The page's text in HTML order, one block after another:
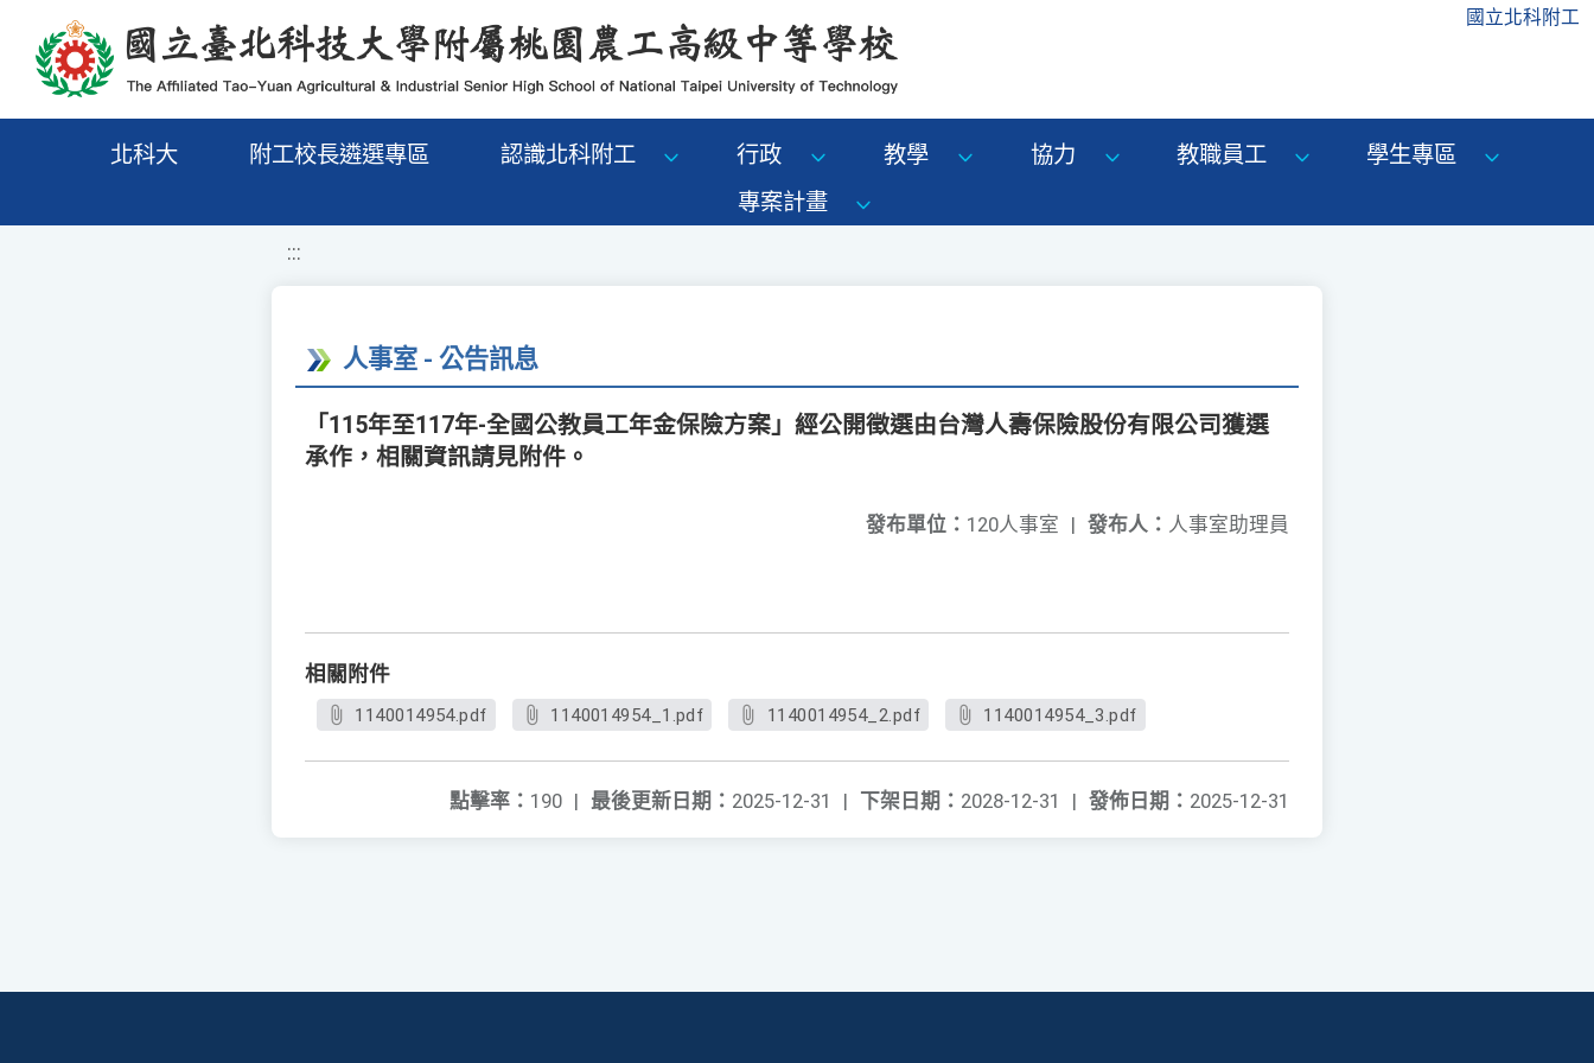
移至網頁之主要內容區位置 國立北科附工
北科大 附工校長遴選專區 認識北科附工 行政 教學 協力 教職員工
學生專區
專案計畫
:::
人事室 - 公告訊息
「115年至117年-全國公教員工年金保險方案」經公開徵選由台灣人壽保險股份有限公司獲選
承作，相關資訊請見附件。
發布人： 人事室助理員
發布單位： 120人事室 |
相關附件
1140014954.pdf 1140014954_1.pdf 1140014954_2.pdf 1140014954_3.pdf
發佈日期： 2025-12-31
下架日期： 2028-12-31 |
最後更新日期： 2025-12-31 |
點擊率： 190 |